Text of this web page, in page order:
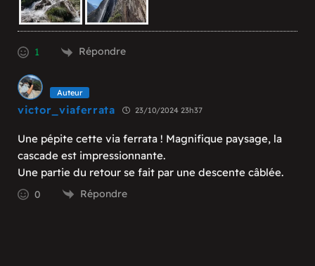
1 Répondre
Auteur
victor_viaferrata 23/10/2024 23h37
Une pépite cette via ferrata ! Magnifique paysage, la
cascade est impressionnante.
Une partie du retour se fait par une descente câblée.
0 Répondre